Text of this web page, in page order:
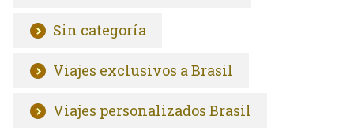
Sin categoría
Viajes exclusivos a Brasil
Viajes personalizados Brasil